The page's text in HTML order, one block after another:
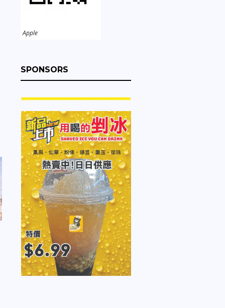
Apple
SPONSORS